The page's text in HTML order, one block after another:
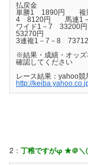
払戻金
単勝1 1890円 複
4 8120円 馬連1
ワイド1－7
53270円
3連複1－7－8
※結果・成績・オッズ
確認してください
レース結果：yahoo競
http://
2： 丁稚ですがφ ★＠＼